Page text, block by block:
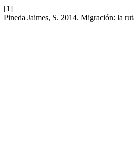
[1]
Pineda Jaimes, S. 2014. Migración: la